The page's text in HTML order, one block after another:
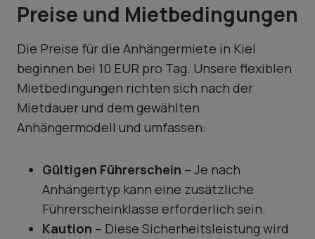
Preise und Mietbedingungen
Die Preise für die Anhängermiete in Kiel
beginnen bei 10 EUR pro Tag. Unsere flexiblen
Mietbedingungen richten sich nach der
Mietdauer und dem gewählten
Anhängermodell und umfassen:
Gültigen Führerschein – Je nach
Anhängertyp kann eine zusätzliche
Führerscheinklasse erforderlich sein.
Kaution – Diese Sicherheitsleistung wird